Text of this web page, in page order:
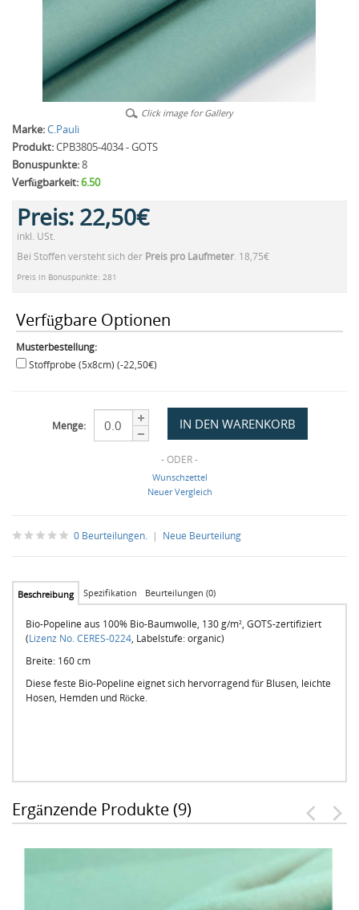
Click image for Gallery
Marke:C.Pauli
Produkt:CPB3805-4034 - GOTS
Bonuspunkte:8
Verfügbarkeit:6.50
Preis: 22,50€
inkl. USt.
Bei Stoffen versteht sich der Preis pro Laufmeter. 18,75€
Preis in Bonuspunkte: 281
Verfügbare Optionen
Musterbestellung:
Stoffprobe (5x8cm) (-22,50€)
Menge:
- ODER -
Wunschzettel
Neuer Vergleich
0 Beurteilungen. | Neue Beurteilung
Beschreibung Spezifikation Beurteilungen (0)
Bio-Popeline aus 100% Bio-Baumwolle, 130 g/m², GOTS-zertifiziert
(Lizenz No. CERES-0224, Labelstufe: organic)
Breite: 160 cm
Diese feste Bio-Popeline eignet sich hervorragend für Blusen, leichte
Hosen, Hemden und Röcke.
Ergänzende Produkte (9)